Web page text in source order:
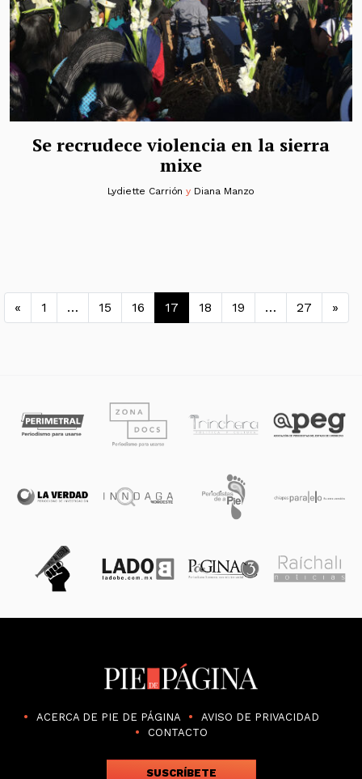
Se recrudece violencia en la sierra
mixe
Lydiette Carrión y Diana Manzo
Navegación de entradas
« 1 … 15 16 17 18 19 … 27 »
ACERCA DE PIE DE PÁGINA
AVISO DE PRIVACIDAD
CONTACTO
SUSCRÍBETE